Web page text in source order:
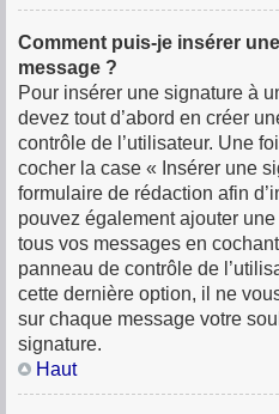
Comment puis-je insérer
message ?
Pour insérer une signature à
devez tout d’abord en créer
contrôle de l’utilisateur. Une
cocher la case « Insérer une
formulaire de rédaction afin
pouvez également ajouter
tous vos messages en
panneau de contrôle de
cette dernière option, il ne
sur chaque message votre
signature.
Haut